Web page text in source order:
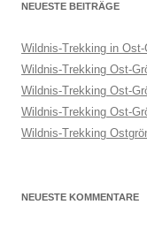
NEUESTE BEITRÄGE
Wildnis-Trekking in
Wildnis-Trekking Ost-
Wildnis-Trekking Ost-
Wildnis-Trekking Ost-
Wildnis-Trekking
NEUESTE KOMMENTARE